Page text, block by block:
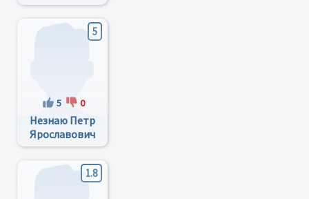
5
5 0
Незнаю Петр
Ярославович
1.8